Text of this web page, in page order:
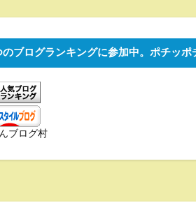
のブログランキングに参加中。ポチッポ
ブログ村